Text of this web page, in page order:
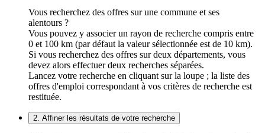
Vous recherchez des offres sur une commune et ses
alentours ?
Vous pouvez y associer un rayon de recherche compris entre
0 et 100 km (par défaut la valeur sélectionnée est de 10 km).
Si vous recherchez des offres sur deux départements, vous
devez alors effectuer deux recherches séparées.
Lancez votre recherche en cliquant sur la loupe ; la liste des
offres d'emploi correspondant à vos critères de recherche est
restituée.
2. Affiner les résultats de votre recherche